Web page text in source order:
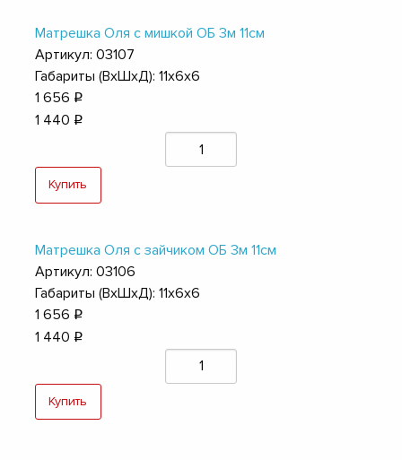
Матрешка Оля с мишкой ОБ 3м 11см
Артикул: 03107
Габариты (ВхШхД): 11х6х6
1 656 q
1 440 q
Купить
Матрешка Оля с зайчиком ОБ 3м 11см
Артикул: 03106
Габариты (ВхШхД): 11х6х6
1 656 q
1 440 q
Купить